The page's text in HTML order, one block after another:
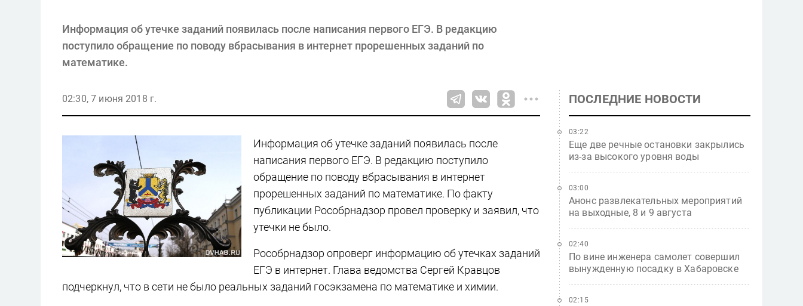
Информация об утечке заданий появилась после написания первого ЕГЭ. В редакцию
поступило обращение по поводу вбрасывания в интернет прорешенных заданий по
математике.
02:30, 7 июня 2018 г.
Информация об утечке заданий появилась после
написания первого ЕГЭ. В редакцию поступило
обращение по поводу вбрасывания в интернет
прорешенных заданий по математике. По факту
публикации Рособрнадзор провел проверку и заявил, что
утечки не было.
Рособрнадзор опроверг информацию об утечках заданий
ЕГЭ в интернет. Глава ведомства Сергей Кравцов
подчеркнул, что в сети не было реальных заданий госэкзамена по математике и химии.
ПОСЛЕДНИЕ НОВОСТИ
Еще две речные остановки закрылись
из-за высокого уровня воды
03:22
Анонс развлекательных мероприятий
на выходные, 8 и 9 августа
03:00
По вине инженера самолет совершил
вынужденную посадку в Хабаровске
02:40
02:15